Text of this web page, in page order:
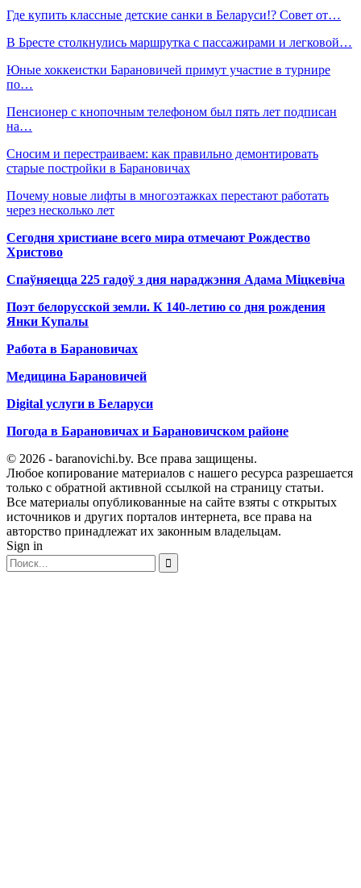
Где купить классные детские санки в Беларуси!? Совет от…
В Бресте столкнулись маршрутка с пассажирами и легковой…
Юные хоккеистки Барановичей примут участие в турнире
по…
Пенсионер с кнопочным телефоном был пять лет подписан
на…
Сносим и перестраиваем: как правильно демонтировать
старые постройки в Барановичах
Почему новые лифты в многоэтажках перестают работать
через несколько лет
Сегодня христиане всего мира отмечают Рождество
Христово
Спаўняецца 225 гадоў з дня нараджэння Адама Міцкевіча
Поэт белорусской земли. К 140-летию со дня рождения
Янки Купалы
Работа в Барановичах
Медицина Барановичей
Digital услуги в Беларуси
Погода в Барановичах и Барановичском районе
© 2026 - baranovichi.by. Все права защищены.
Любое копирование материалов с нашего ресурса разрешается
только с обратной активной ссылкой на страницу статьи.
Все материалы опубликованные на сайте взяты с открытых
источников и других порталов интернета, все права на
авторство принадлежат их законным владельцам.
Sign in